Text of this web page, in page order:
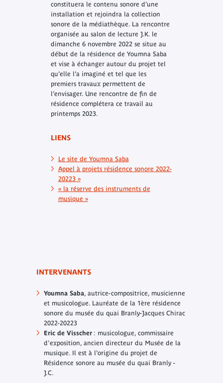
constituera le contenu sonore d’une
installation et rejoindra la collection
sonore de la médiathèque. La rencontre
organisée au salon de lecture J.K. le
dimanche 6 novembre 2022 se situe au
début de la résidence de Youmna Saba
et vise à échanger autour du projet tel
qu’elle l’a imaginé et tel que les
premiers travaux permettent de
l’envisager. Une rencontre de fin de
résidence complétera ce travail au
printemps 2023.
LIENS
Le site de Youmna Saba
Appel à projets résidence sonore 2022-
20223 »
« la réserve des instruments de
musique »
INTERVENANTS
Youmna Saba, autrice-compositrice, musicienne
et musicologue. Lauréate de la 1ère résidence
sonore du musée du quai Branly-Jacques Chirac
2022-20223
Eric de Visscher: musicologue, commissaire
d'exposition, ancien directeur du Musée de la
musique. Il est à l’origine du projet de
Résidence sonore au musée du quai Branly -
J.C.